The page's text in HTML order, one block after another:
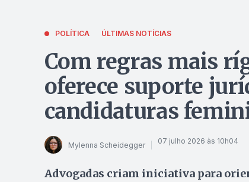
POLÍTICA ÚLTIMAS NOTÍCIAS
Com regras mais
oferece suporte
candidaturas
Mylenna Scheidegger 07 julho 2026 às 10h04
Advogadas criam iniciativa para